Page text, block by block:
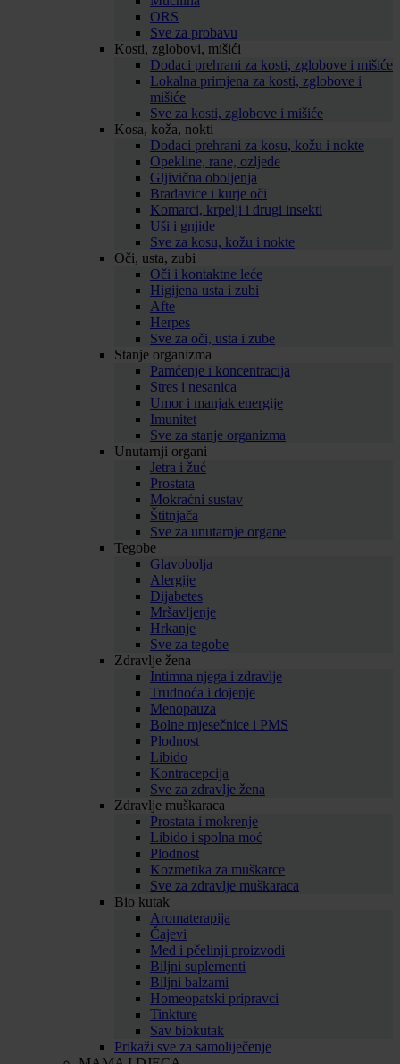
ORS
Sve za probavu
Kosti, zglobovi, mišići
Dodaci prehrani za kosti, zglobove i mišiće
Lokalna primjena za kosti, zglobove i
mišiće
Sve za kosti, zglobove i mišiće
Kosa, koža, nokti
Dodaci prehrani za kosu, kožu i nokte
Opekline, rane, ozljede
Gljivična oboljenja
Bradavice i kurje oči
Komarci, krpelji i drugi insekti
Uši i gnjide
Sve za kosu, kožu i nokte
Oči, usta, zubi
Oči i kontaktne leće
Higijena usta i zubi
Afte
Herpes
Sve za oči, usta i zube
Stanje organizma
Pamćenje i koncentracija
Stres i nesanica
Umor i manjak energije
Imunitet
Sve za stanje organizma
Unutarnji organi
Jetra i žuć
Prostata
Mokraćni sustav
Štitnjača
Sve za unutarnje organe
Tegobe
Glavobolja
Alergije
Dijabetes
Mršavljenje
Hrkanje
Sve za tegobe
Zdravlje žena
Intimna njega i zdravlje
Trudnoća i dojenje
Menopauza
Bolne mjesečnice i PMS
Plodnost
Libido
Kontracepcija
Sve za zdravlje žena
Zdravlje muškaraca
Prostata i mokrenje
Libido i spolna moć
Plodnost
Kozmetika za muškarce
Sve za zdravlje muškaraca
Bio kutak
Aromaterapija
Čajevi
Med i pčelinji proizvodi
Biljni suplementi
Biljni balzami
Homeopatski pripravci
Tinkture
Sav biokutak
Prikaži sve za samoliječenje